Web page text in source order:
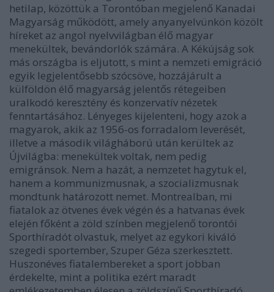
hetilap, közöttük a Torontóban megjelenő Kanadai
Magyarság működött, amely anyanyelvünkön közölt
híreket az angol nyelvvilágban élő magyar
menekültek, bevándorlók számára. A Kékújság sok
más országba is eljutott, s mint a nemzeti emigráció
egyik legjelentősebb szócsöve, hozzájárult a
külföldön élő magyarság jelentős rétegeiben
uralkodó keresztény és konzervatív nézetek
fenntartásához. Lényeges kijelenteni, hogy azok a
magyarok, akik az 1956-os forradalom leverését,
illetve a második világháború után kerültek az
Újvilágba: menekültek voltak, nem pedig
emigránsok. Nem a hazát, a nemzetet hagytuk el,
hanem a kommunizmusnak, a szocializmusnak
mondtunk határozott nemet. Montrealban, mi
fiatalok az ötvenes évek végén és a hatvanas évek
elején főként a zöld színben megjelenő torontói
Sporthíradót olvastuk, melyet az egykori kiváló
szegedi sportember, Szuper Géza szerkesztett.
Huszonéves fiatalembereket a sport jobban
érdekelte, mint a politika ezért maradt